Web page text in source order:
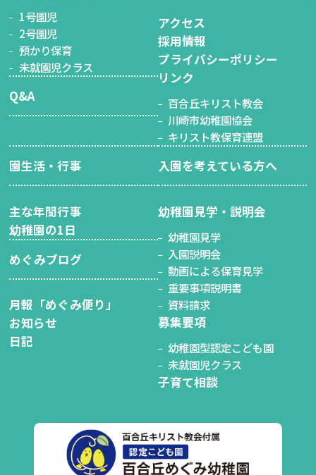
1号園児
2号園児
預かり保育
未就園児クラス
Q&A
アクセス
採用情報
プライバシーポリシー
リンク
百合丘キリスト教会
川崎市幼稚園協会
キリスト教保育連盟
園生活・行事
主な年間行事
幼稚園の1日
めぐみブログ
月報「めぐみ便り」
お知らせ
日記
入園を考えている方へ
幼稚園見学・説明会
幼稚園見学
入園説明会
動画による保育見学
重要事項説明書
資料請求
募集要項
幼稚園型認定こども園
未就園児クラス
子育て相談